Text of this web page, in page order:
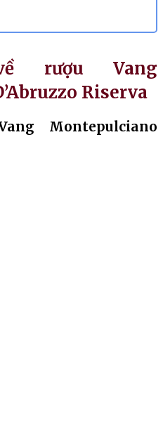
rượu Vang
Riserva
Montepulciano